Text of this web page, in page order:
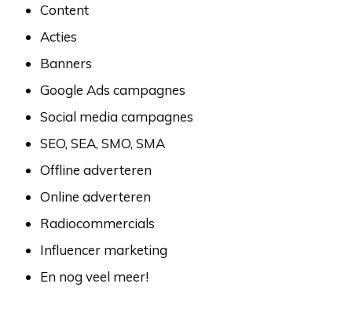
Content
Acties
Banners
Google Ads campagnes
Social media campagnes
SEO, SEA, SMO, SMA
Offline adverteren
Online adverteren
Radiocommercials
Influencer marketing
En nog veel meer!